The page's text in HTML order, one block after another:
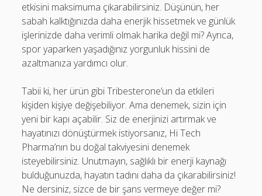
etkisini maksimuma çıkarabilirsiniz. Düşünün, her
sabah kalktığınızda daha enerjik hissetmek ve günlük
işlerinizde daha verimli olmak harika değil mi? Ayrıca,
spor yaparken yaşadığınız yorgunluk hissini de
azaltmanıza yardımcı olur.
Tabii ki, her ürün gibi Tribesterone’un da etkileri
kişiden kişiye değişebiliyor. Ama denemek, sizin için
yeni bir kapı açabilir. Siz de enerjinizi artırmak ve
hayatınızı dönüştürmek istiyorsanız, Hi Tech
Pharma’nın bu doğal takviyesini denemek
isteyebilirsiniz. Unutmayın, sağlıklı bir enerji kaynağı
bulduğunuzda, hayatın tadını daha da çıkarabilirsiniz!
Ne dersiniz, sizce de bir şans vermeye değer mi?